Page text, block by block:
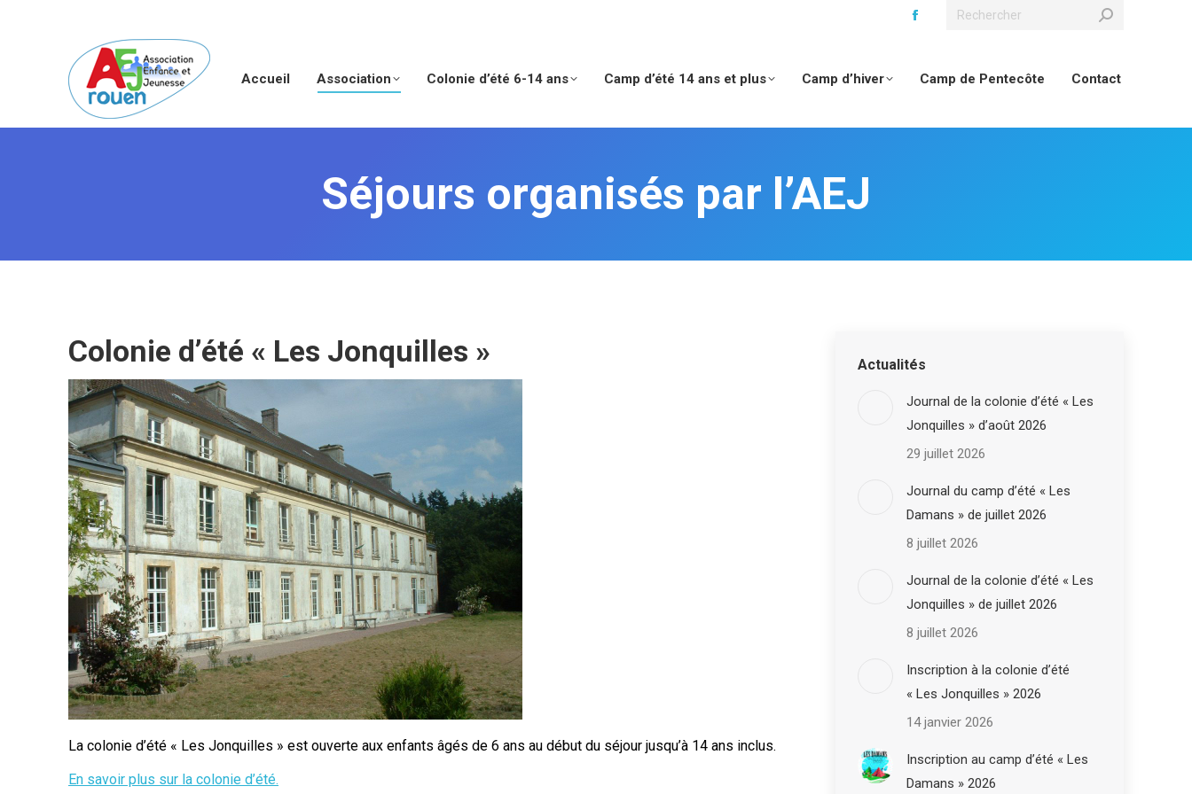
Recherche
Accueil Association Colonie d’été 6-14 ans Camp d’été 14 ans et plus Camp d’hiver Camp de Pentecôte Contact
Séjours organisés par l’AEJ
Colonie d’été « Les Jonquilles »
La colonie d’été « Les Jonquilles » est ouverte aux enfants âgés de 6 ans au début du séjour jusqu’à 14 ans inclus.
En savoir plus sur la colonie d’été.
Actualités
Journal de la colonie d’été « Les
Jonquilles » d’août 2026
29 juillet 2026
Journal du camp d’été « Les
Damans » de juillet 2026
8 juillet 2026
Journal de la colonie d’été « Les
Jonquilles » de juillet 2026
8 juillet 2026
Inscription à la colonie d’été
« Les Jonquilles » 2026
14 janvier 2026
Inscription au camp d’été « Les
Damans » 2026